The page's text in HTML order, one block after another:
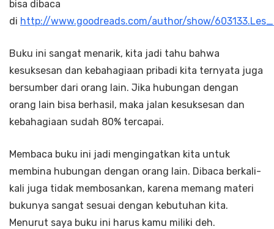
bisa dibaca
di http://www.goodreads.com/author/show/
Buku ini sangat menarik, kita jadi tahu bahwa
kesuksesan dan kebahagiaan pribadi kita ternyata juga
bersumber dari orang lain. Jika hubungan dengan
orang lain bisa berhasil, maka jalan kesuksesan dan
kebahagiaan sudah 80% tercapai.
Membaca buku ini jadi mengingatkan kita untuk
membina hubungan dengan orang lain. Dibaca berkali-
kali juga tidak membosankan, karena memang materi
bukunya sangat sesuai dengan kebutuhan kita.
Menurut saya buku ini harus kamu miliki deh.